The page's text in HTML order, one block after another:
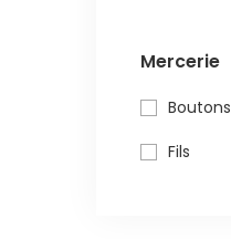
Mercerie
Boutons
Fils